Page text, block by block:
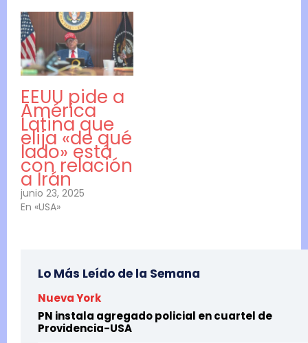
EEUU pide a
América
Latina que
elija «de qué
lado» está
con relación
a Irán
junio 23, 2025
En «USA»
Lo Más Leído de la Semana
Nueva York
PN instala agregado policial en cuartel de
Providencia-USA